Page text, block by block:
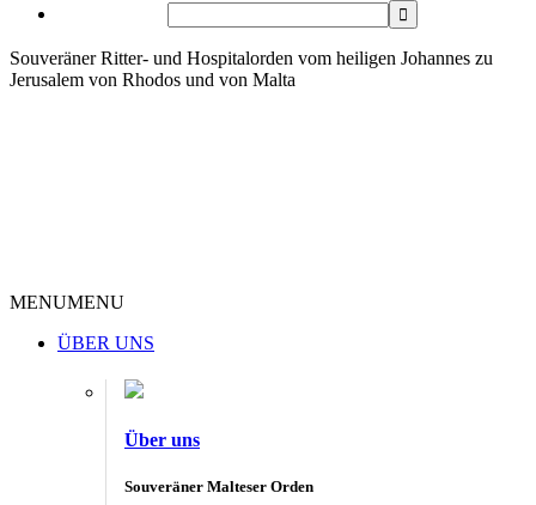
Souveräner Ritter- und Hospitalorden vom heiligen Johannes zu
Jerusalem von Rhodos und von Malta
MENUMENU
ÜBER UNS
Über uns
Souveräner Malteser Orden